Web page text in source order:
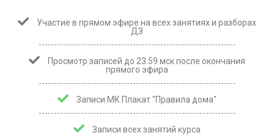
Участие в прямом эфире на всех занятиях и разборах
ДЗ
Просмотр записей до 23.59 мск после окончания
прямого эфира
Записи МК Плакат "Правила дома"
Записи всех занятий курса